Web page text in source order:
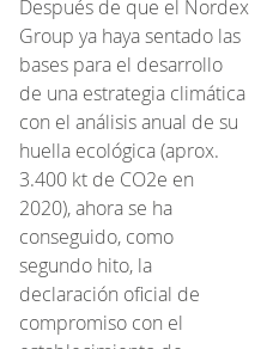
Después de que el Nordex
Group ya haya sentado las
bases para el desarrollo
de una estrategia climática
con el análisis anual de su
huella ecológica (aprox.
3.400 kt de CO2e en
2020), ahora se ha
conseguido, como
segundo hito, la
declaración oficial de
compromiso con el